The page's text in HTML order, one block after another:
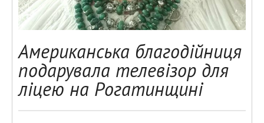
Американська благодійниця
подарувала телевізор для
ліцею на Рогатинщині